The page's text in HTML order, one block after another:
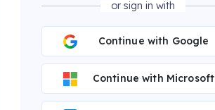
or sign in with
Continue with Google
Continue with Microsoft